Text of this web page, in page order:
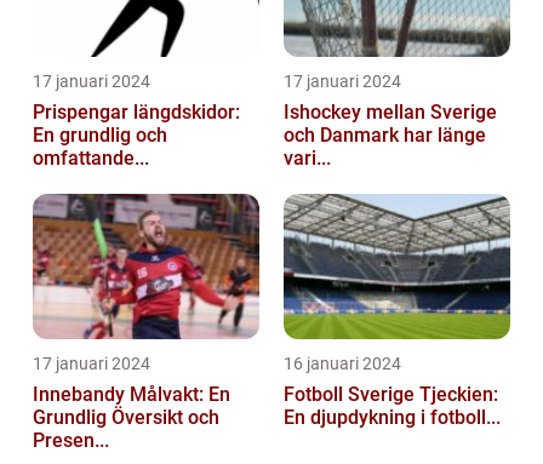
17 januari 2024
Prispengar längdskidor:
En grundlig och
omfattande...
17 januari 2024
Ishockey mellan Sverige
och Danmark har länge
vari...
17 januari 2024
Innebandy Målvakt: En
Grundlig Översikt och
Presen...
16 januari 2024
Fotboll Sverige Tjeckien:
En djupdykning i fotboll...